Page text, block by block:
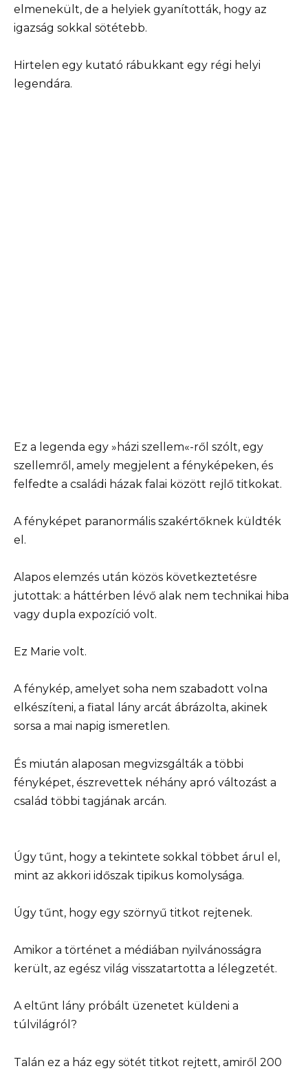
elmenekült, de a helyiek gyanították, hogy az
igazság sokkal sötétebb.
Hirtelen egy kutató rábukkant egy régi helyi
legendára.
Ez a legenda egy »házi szellem«-ről szólt, egy
szellemről, amely megjelent a fényképeken, és
felfedte a családi házak falai között rejlő titkokat.
A fényképet paranormális szakértőknek küldték
el.
Alapos elemzés után közös következtetésre
jutottak: a háttérben lévő alak nem technikai hiba
vagy dupla expozíció volt.
Ez Marie volt.
A fénykép, amelyet soha nem szabadott volna
elkészíteni, a fiatal lány arcát ábrázolta, akinek
sorsa a mai napig ismeretlen.
És miután alaposan megvizsgálták a többi
fényképet, észrevettek néhány apró változást a
család többi tagjának arcán.
Úgy tűnt, hogy a tekintete sokkal többet árul el,
mint az akkori időszak tipikus komolysága.
Úgy tűnt, hogy egy szörnyű titkot rejtenek.
Amikor a történet a médiában nyilvánosságra
került, az egész világ visszatartotta a lélegzetét.
A eltűnt lány próbált üzenetet küldeni a
túlvilágról?
Talán ez a ház egy sötét titkot rejtett, amiről 200